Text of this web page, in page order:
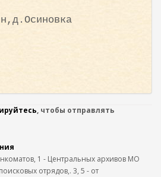
, чтобы отправлять
1 - Центральных архивов МО
отрядов,. 3, 5 - от